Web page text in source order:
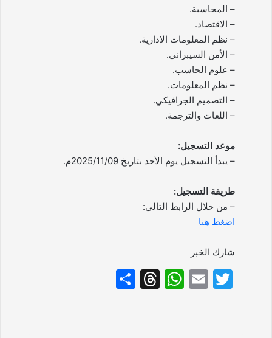
– المحاسبة.
– الاقتصاد.
– نظم المعلومات الإدارية.
– الأمن السيبراني.
– علوم الحاسب.
– نظم المعلومات.
– التصميم الجرافيكي.
– اللغات والترجمة.
موعد التسجيل:
– يبدأ التسجيل يوم الأحد بتاريخ 2025/11/09م.
طريقة التسجيل:
– من خلال الرابط التالي:
اضغط هنا
شارك الخبر
T
E
W
T